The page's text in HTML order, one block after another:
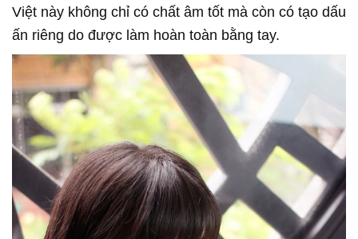
Việt này không chỉ có chất âm tốt mà còn có tạo dấu
ấn riêng do được làm hoàn toàn bằng tay.